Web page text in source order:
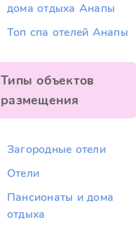
дома отдыха Анапы
Топ спа отелей Анапы
Типы объектов
размещения
Загородные отели
Отели
Пансионаты и дома
отдыха